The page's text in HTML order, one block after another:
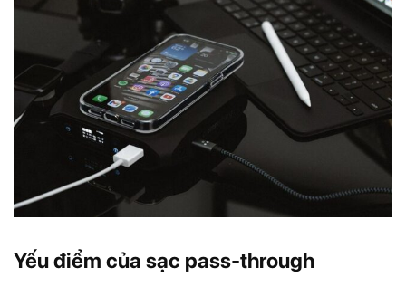
Yếu điểm của sạc pass-through